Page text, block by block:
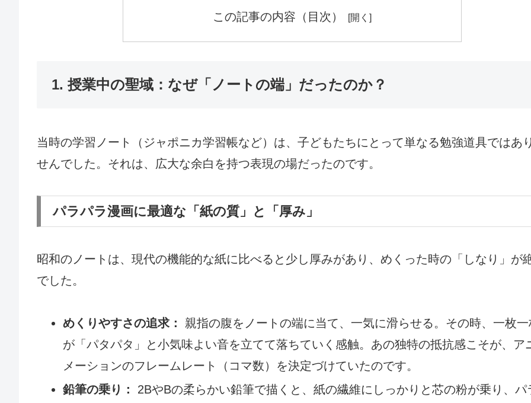
この記事の内容（目次）
1. 授業中の聖域：なぜ「ノートの端」だったのか？
当時の学習ノート（ジャポニカ学習帳など）は、子どもたちにとって単なる勉強道具ではあ
せんでした。それは、広大な余白を持つ表現の場だったのです。
パラパラ漫画に最適な「紙の質」と「厚み」
昭和のノートは、現代の機能的な紙に比べると少し厚みがあり、めくった時の「しなり」が
でした。
めくりやすさの追求：
親指の腹をノートの端に当て、一気に滑らせる。その時、一枚一
が「パタパタ」と小気味よい音を立てて落ちていく感触。あの独特の抵抗感こそが、ア
メーションのフレームレート（コマ数）を決定づけていたのです。
鉛筆の乗り：
2BやBの柔らかい鉛筆で描くと、紙の繊維にしっかりと芯の粉が乗り、パ